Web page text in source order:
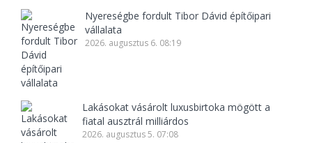
Nyereségbe fordult Tibor Dávid építőipari
vállalata
2026. augusztus 6. 08:19
Lakásokat vásárolt luxusbirtoka mögött a
fiatal ausztrál milliárdos
2026. augusztus 5. 07:08